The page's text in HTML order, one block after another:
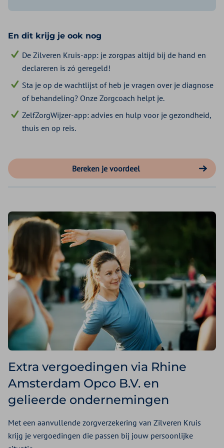
€ 22,48
4 sterren
1 ster
3 sterren
€ 37,19
4 sterren
En dit krijg je ook nog
De Zilveren Kruis-app: je zorgpas altijd bij de hand en
declareren is zó geregeld!
Sta je op de wachtlijst of heb je vragen over je diagnose
of behandeling? Onze Zorgcoach helpt je.
ZelfZorgWijzer-app: advies en hulp voor je gezondheid,
thuis en op reis.
Bereken je voordeel
Extra vergoedingen via Rhine
Amsterdam Opco B.V. en
gelieerde ondernemingen
Met een aanvullende zorgverzekering van Zilveren Kruis
krijg je vergoedingen die passen bij jouw persoonlijke